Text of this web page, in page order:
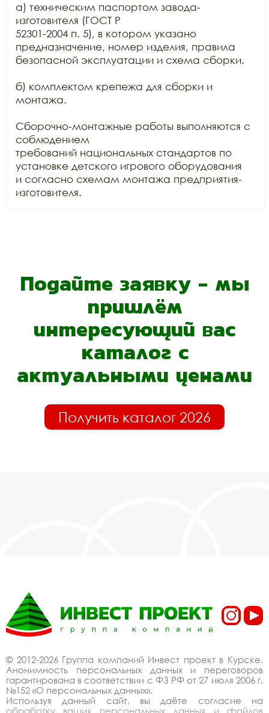
а) техническим паспортом завода-
изготовителя (ГОСТ Р
52301-2004 п. 5), в котором указано
предназначение, номер изделия, правила
безопасной эксплуатации и схема сборки.
б) комплектом крепежа для сборки и
монтажа.
Сборочно-монтажные работы выполняются с
соблюдением
требований национальных стандартов по
установке детского игрового оборудования
и согласно схемам монтажа предприятия-
изготовителя.
Подайте заявку - мы
пришлём
интересующий вас
каталог с
актуальными ценами
Получить каталог 2026
© 2012-2026 Группа компаний Инвест проект в Курске.
Анонимность персональных данных и переговоров
гарантирована в соответствии с ФЗ РФ от 27 июля 2006 г.
№152 «О персональных данных».
Используя данный сайт, вы даёте согласие на
обработку ваших персональных данных и файлов